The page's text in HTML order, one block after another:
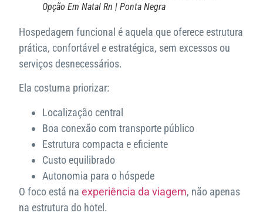
Opção Em Natal Rn | Ponta Negra
Hospedagem funcional é aquela que oferece estrutura
prática, confortável e estratégica, sem excessos ou
serviços desnecessários.
Ela costuma priorizar:
Localização central
Boa conexão com transporte público
Estrutura compacta e eficiente
Custo equilibrado
Autonomia para o hóspede
O foco está na experiência da viagem, não apenas
na estrutura do hotel.